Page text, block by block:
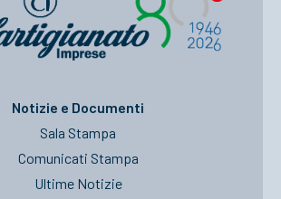
Notizie e Documenti
Sala Stampa
Comunicati Stampa
Ultime Notizie